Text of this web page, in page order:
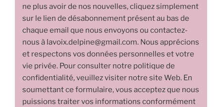
ne plus avoir de nos nouvelles, cliquez simplement
sur le lien de désabonnement présent au bas de
chaque email que nous envoyons ou contactez-
nous à lavoix.delpine@gmail.com. Nous apprécions
et respectons vos données personnelles et votre
vie privée. Pour consulter notre politique de
confidentialité, veuillez visiter notre site Web. En
soumettant ce formulaire, vous acceptez que nous
puissions traiter vos informations conformément